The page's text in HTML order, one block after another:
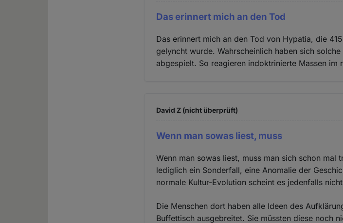
Das erinnert mich an den Tod
Das erinnert mich an den Tod von Hypatia, die
gelyncht wurde. Wahrscheinlich haben sich
abgespielt. So reagieren indoktrinierte Massen im
David Z (nicht überprüft)
Wenn man sowas liest, muss
Wenn man sowas liest, muss man sich schon
lediglich ein Sonderfall, eine Anomalie der
normale Kultur-Evolution scheint es jedenfalls
Die Menschen dort haben alle Ideen des
Buffettisch ausgebreitet. Sie müssten diese noch